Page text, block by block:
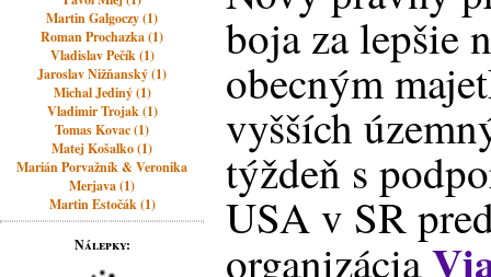
Martin Galgoczy (1)
Roman Prochazka (1)
Vladislav Pečík (1)
Jaroslav Nižňanský (1)
Michal Jediný (1)
Vladimir Trojak (1)
Tomas Kovac (1)
Matej Košalko (1)
Marián Porvažník & Veronika
Merjava (1)
Martin Estočák (1)
Nálepky:
boja za lepšie
obecným
vyšších
týždeň s
USA v SR
organizácia